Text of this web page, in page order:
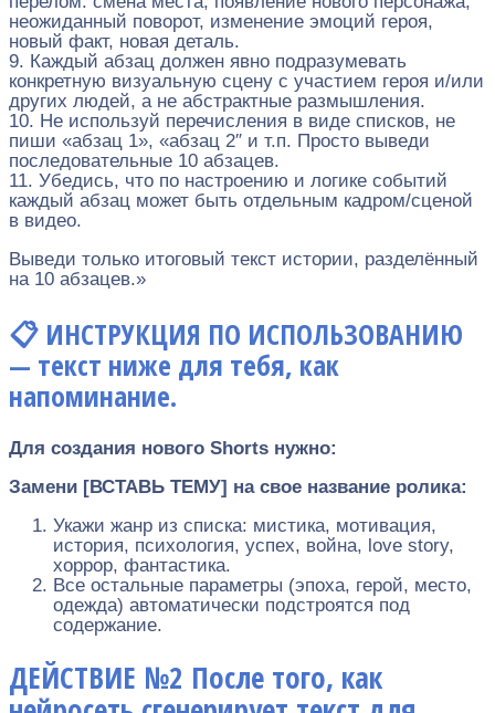
неожиданный поворот, изменение эмоций героя,
новый факт, новая деталь.
9. Каждый абзац должен явно подразумевать
конкретную визуальную сцену с участием героя и/или
других людей, а не абстрактные размышления.
10. Не используй перечисления в виде списков, не
пиши «абзац 1», «абзац 2″ и т.п. Просто выведи
последовательные 10 абзацев.
11. Убедись, что по настроению и логике событий
каждый абзац может быть отдельным кадром/сценой
в видео.
Выведи только итоговый текст истории, разделённый
на 10 абзацев.»
📋 ИНСТРУКЦИЯ ПО ИСПОЛЬЗОВАНИЮ
— текст ниже для тебя, как
напоминание.
Для создания нового Shorts нужно:
Замени [ВСТАВЬ ТЕМУ] на свое название ролика:
Укажи жанр из списка: мистика, мотивация,
история, психология, успех, война, love story,
хоррор, фантастика.
Все остальные параметры (эпоха, герой, место,
одежда) автоматически подстроятся под
содержание.
ДЕЙСТВИЕ №2 После того, как